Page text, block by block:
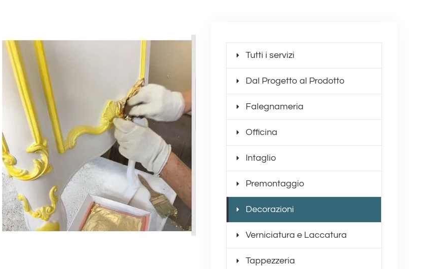
Tutti i servizi
Dal Progetto al Prodotto
Falegnameria
Officina
Intaglio
Premontaggio
Decorazioni
Verniciatura e Laccatura
Tappezzeria